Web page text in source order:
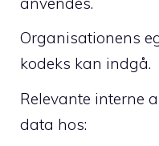
Organisationens
kodeks kan indgå.
Relevante interne
data hos: